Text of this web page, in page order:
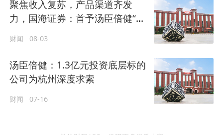
聚焦收入复苏，产品渠道齐发
力，国海证券：首予汤臣倍健“增
财闻 08-03
汤臣倍健：1.3亿元投资底层标的
公司为杭州深度求索
财闻 07-16